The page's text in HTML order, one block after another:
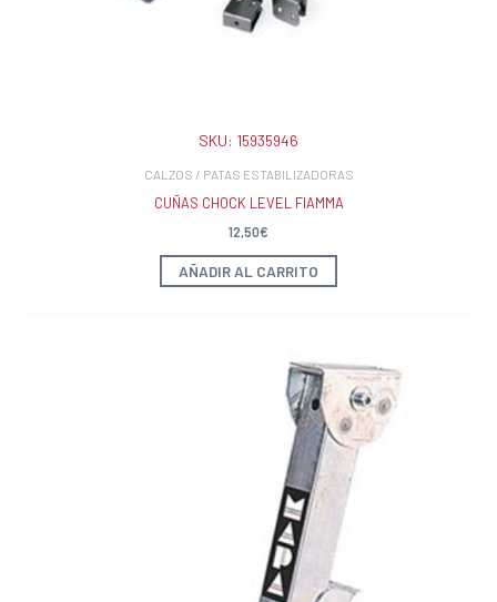
SKU: 15935946
CALZOS / PATAS ESTABILIZADORAS
CUÑAS CHOCK LEVEL FIAMMA
12,50€
AÑADIR AL CARRITO